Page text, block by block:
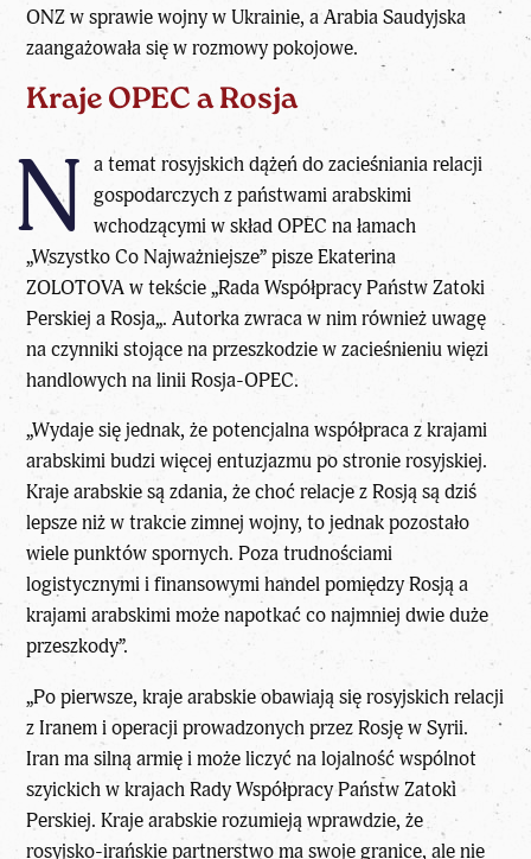
ONZ w sprawie wojny w Ukrainie, a Arabia Saudyjska
zaangażowała się w rozmowy pokojowe.
Kraje OPEC a Rosja
N a temat rosyjskich dążeń do zacieśniania relacji
gospodarczych z państwami arabskimi
wchodzącymi w skład OPEC na łamach
„Wszystko Co Najważniejsze” piszeEkaterina
ZOLOTOVAw tekście „Rada Współpracy Państw Zatoki
Perskiej a Rosja„. Autorka zwraca w nim również uwagę
na czynniki stojące na przeszkodzie w zacieśnieniu więzi
handlowych na linii Rosja-OPEC.
„Wydaje się jednak, że potencjalna współpraca z krajami
arabskimi budzi więcej entuzjazmu po stronie rosyjskiej.
Kraje arabskie są zdania, że choć relacje z Rosją są dziś
lepsze niż w trakcie zimnej wojny, to jednak pozostało
wiele punktów spornych. Poza trudnościami
logistycznymi i finansowymi handel pomiędzy Rosją a
krajami arabskimi może napotkać co najmniej dwie duże
przeszkody”.
„Po pierwsze, kraje arabskie obawiają się rosyjskich relacji
z Iranem i operacji prowadzonych przez Rosję w Syrii.
Iran ma silną armię i może liczyć na lojalność wspólnot
szyickich w krajach Rady Współpracy Państw Zatoki
Perskiej. Kraje arabskie rozumieją wprawdzie, że
rosyjsko-irańskie partnerstwo ma swoje granice, ale nie